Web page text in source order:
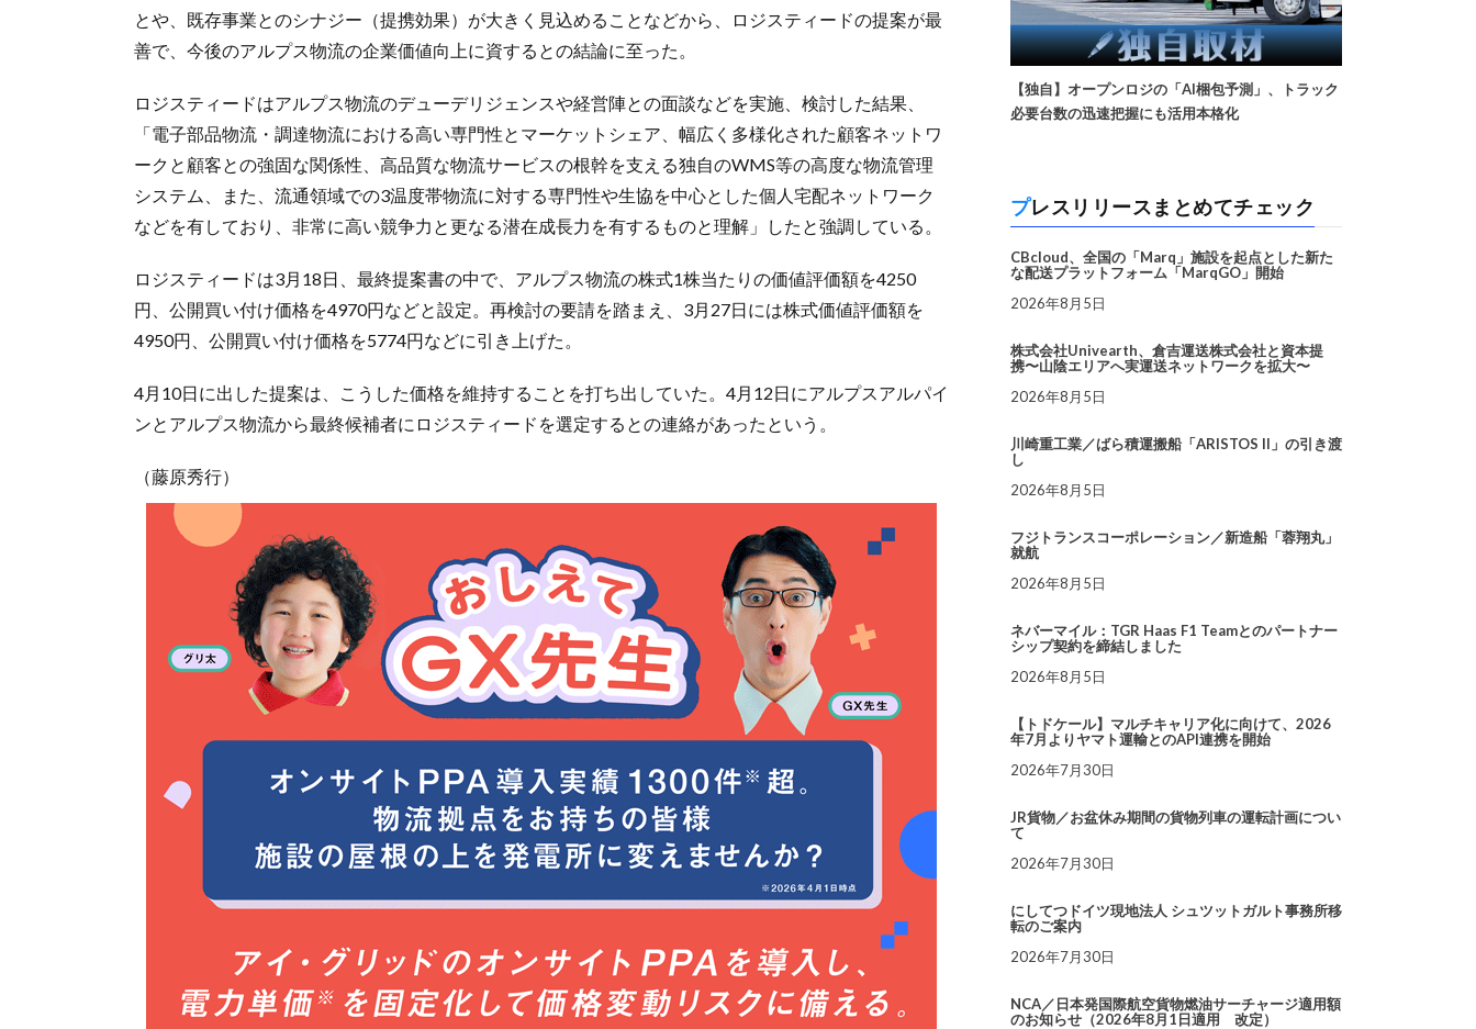
とや、既存事業とのシナジー（提携効果）が大きく見込めることなどから、ロジスティードの提案が最
善で、今後のアルプス物流の企業価値向上に資するとの結論に至った。
ロジスティードはアルプス物流のデューデリジェンスや経営陣との面談などを実施、検討した結果、
「電子部品物流・調達物流における高い専門性とマーケットシェア、幅広く多様化された顧客ネットワ
ークと顧客との強固な関係性、高品質な物流サービスの根幹を支える独自のWMS等の高度な物流管理
システム、また、流通領域での3温度帯物流に対する専門性や生協を中心とした個人宅配ネットワーク
などを有しており、非常に高い競争力と更なる潜在成長力を有するものと理解」したと強調している。
ロジスティードは3月18日、最終提案書の中で、アルプス物流の株式1株当たりの価値評価額を4250
円、公開買い付け価格を4970円などと設定。再検討の要請を踏まえ、3月27日には株式価値評価額を
4950円、公開買い付け価格を5774円などに引き上げた。
4月10日に出した提案は、こうした価格を維持することを打ち出していた。4月12日にアルプスアルパイ
ンとアルプス物流から最終候補者にロジスティードを選定するとの連絡があったという。
（藤原秀行）
【独自】オープンロジの「AI梱包予測」、トラック
必要台数の迅速把握にも活用本格化
プレスリリースまとめてチェック
CBcloud、全国の「Marq」施設を起点とした新た
な配送プラットフォーム「MarqGO」開始
2026年8月5日
株式会社Univearth、倉吉運送株式会社と資本提
携〜山陰エリアへ実運送ネットワークを拡大〜
2026年8月5日
川崎重工業／ばら積運搬船「ARISTOS II」の引き渡
し
2026年8月5日
フジトランスコーポレーション／新造船「蓉翔丸」
就航
2026年8月5日
ネバーマイル：TGR Haas F1 Teamとのパートナー
シップ契約を締結しました
2026年8月5日
【トドケール】マルチキャリア化に向けて、2026
年7月よりヤマト運輸とのAPI連携を開始
2026年7月30日
JR貨物／お盆休み期間の貨物列車の運転計画につい
て
2026年7月30日
にしてつドイツ現地法人 シュツットガルト事務所移
転のご案内
2026年7月30日
NCA／日本発国際航空貨物燃油サーチャージ適用額
のお知らせ（2026年8月1日適用 改定）